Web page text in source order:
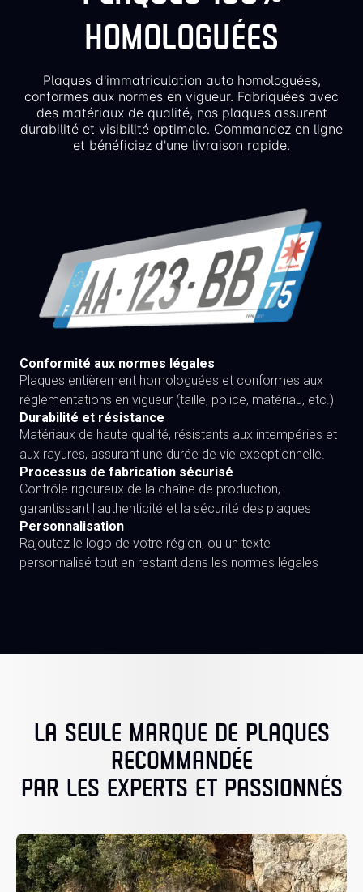
HOMOLOGUÉES
Plaques d'immatriculation auto homologuées,
conformes aux normes en vigueur. Fabriquées avec
des matériaux de qualité, nos plaques assurent
durabilité et visibilité optimale. Commandez en ligne
et bénéficiez d'une livraison rapide.
Conformité aux normes légales
Plaques entièrement homologuées et conformes aux
réglementations en vigueur (taille, police, matériau, etc.)
Durabilité et résistance
Matériaux de haute qualité, résistants aux intempéries et
aux rayures, assurant une durée de vie exceptionnelle.
Processus de fabrication sécurisé
Contrôle rigoureux de la chaîne de production,
garantissant l'authenticité et la sécurité des plaques
Personnalisation
Rajoutez le logo de votre région, ou un texte
personnalisé tout en restant dans les normes légales
LA SEULE MARQUE DE PLAQUES
RECOMMANDÉE
PAR LES EXPERTS ET PASSIONNÉS